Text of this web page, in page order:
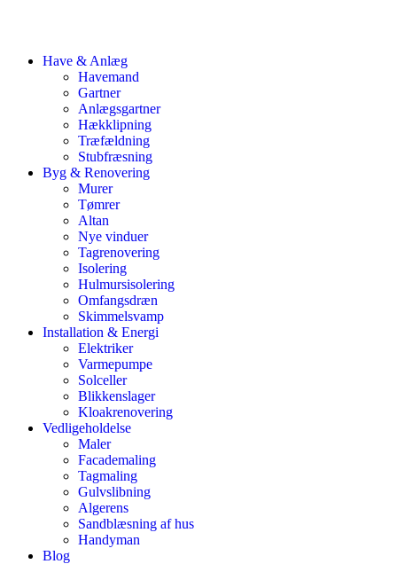
Have & Anlæg
Havemand
Gartner
Anlægsgartner
Hækklipning
Træfældning
Stubfræsning
Byg & Renovering
Murer
Tømrer
Altan
Nye vinduer
Tagrenovering
Isolering
Hulmursisolering
Omfangsdræn
Skimmelsvamp
Installation & Energi
Elektriker
Varmepumpe
Solceller
Blikkenslager
Kloakrenovering
Vedligeholdelse
Maler
Facademaling
Tagmaling
Gulvslibning
Algerens
Sandblæsning af hus
Handyman
Blog